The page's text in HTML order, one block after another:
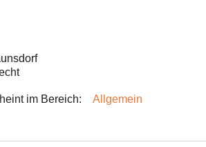
im Bereich: Allgemein